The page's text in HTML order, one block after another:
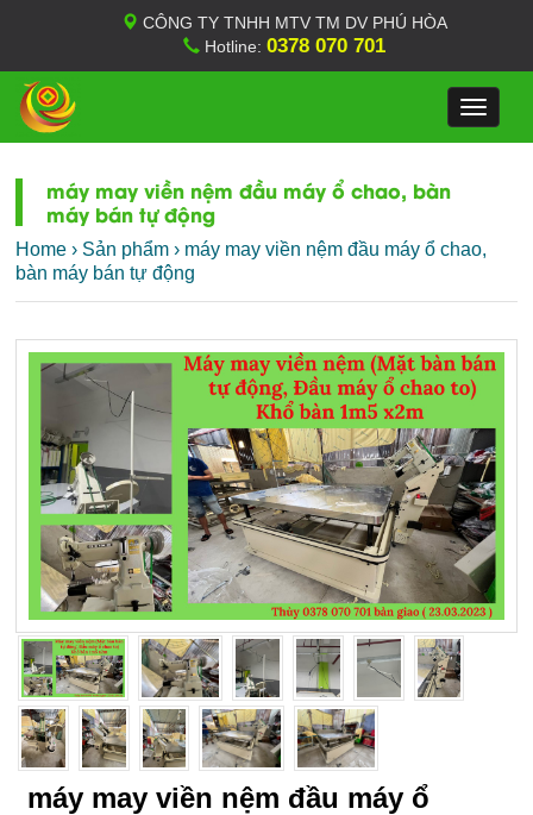
CÔNG TY TNHH MTV TM DV PHÚ HÒA
Hotline: 0378 070 701
Toggle
máy may viền nệm đầu máy ổ chao, bàn
máy bán tự động
Home › Sản phẩm › máy may viền nệm đầu máy ổ chao,
bàn máy bán tự động
máy may viền nệm đầu máy ổ